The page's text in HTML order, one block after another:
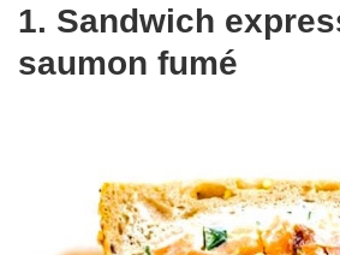
1. Sandwich
saumon fumé